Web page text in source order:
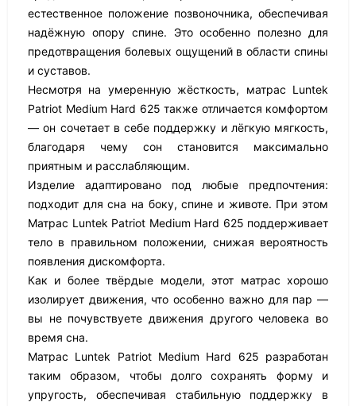
естественное положение позвоночника, обеспечивая
надёжную опору спине. Это особенно полезно для
предотвращения болевых ощущений в области спины
и суставов.
Несмотря на умеренную жёсткость, матрас Luntek
Patriot Medium Hard 625 также отличается комфортом
— он сочетает в себе поддержку и лёгкую мягкость,
благодаря чему сон становится максимально
приятным и расслабляющим.
Изделие адаптировано под любые предпочтения:
подходит для сна на боку, спине и животе. При этом
Матрас Luntek Patriot Medium Hard 625 поддерживает
тело в правильном положении, снижая вероятность
появления дискомфорта.
Как и более твёрдые модели, этот матрас хорошо
изолирует движения, что особенно важно для пар —
вы не почувствуете движения другого человека во
время сна.
Матрас Luntek Patriot Medium Hard 625 разработан
таким образом, чтобы долго сохранять форму и
упругость, обеспечивая стабильную поддержку в